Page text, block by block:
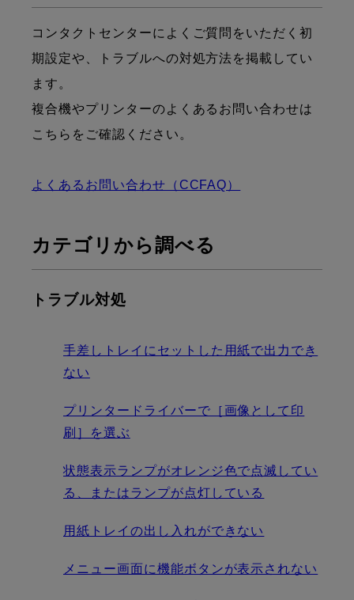
コンタクトセンターによくご質問をいただく初
期設定や、トラブルへの対処方法を掲載してい
ます。
複合機やプリンターのよくあるお問い合わせは
こちらをご確認ください。
よくあるお問い合わせ（CCFAQ）
カテゴリから調べる
トラブル対処
手差しトレイにセットした用紙で出力でき
ない
プリンタードライバーで［画像として印
刷］を選ぶ
状態表示ランプがオレンジ色で点滅してい
る、またはランプが点灯している
用紙トレイの出し入れができない
メニュー画面に機能ボタンが表示されない